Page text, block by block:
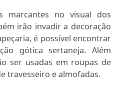
marcantes no visual dos
irão invadir a decoração
é possível encontrar
gótica sertaneja. Além
ser usadas em roupas de
travesseiro e almofadas.